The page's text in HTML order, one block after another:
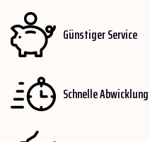
Günstiger Service
Schnelle Abwicklung